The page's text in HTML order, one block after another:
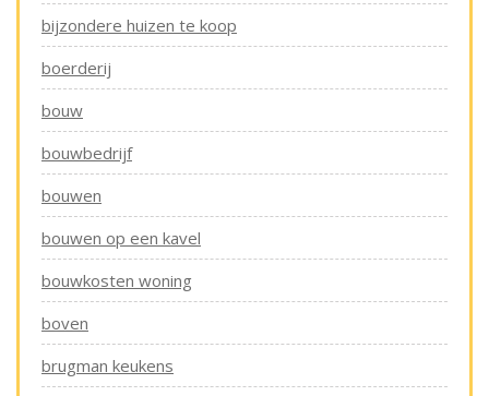
bijzondere huizen te koop
boerderij
bouw
bouwbedrijf
bouwen
bouwen op een kavel
bouwkosten woning
boven
brugman keukens